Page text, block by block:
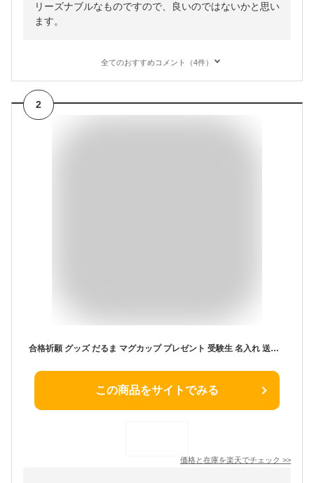
リーズナブルなものですので、良いのではないかと思い
ます。
全てのおすすめコメント（4件）
2
合格祈願 グッズ だるま マグカップ プレゼント 受験生 名入れ 送料無料 【 だるマグ 】 名前入り 受験生応援 受験 合格 祈願 入試 コーヒーマグ カップ お守り ダルマ 日本製 陶器 電子レンジ対応 名入り 友達 応援 誕生日 プチギフト 名 名前 入り 入れ 卒業 記念品 先生
この商品をサイトでみる
価格と在庫を楽天でチェック >>